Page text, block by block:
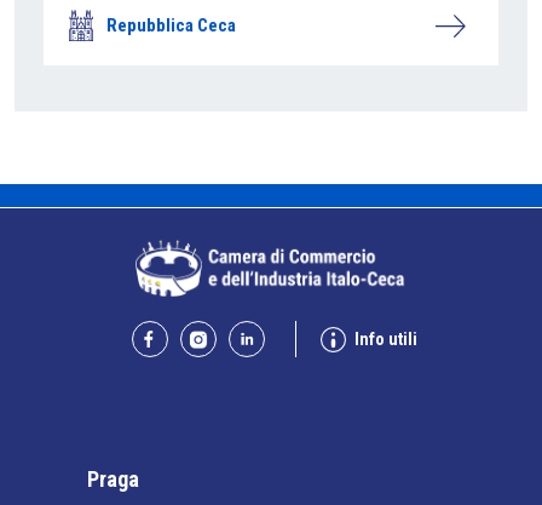
Repubblica Ceca
Info utili
Praga